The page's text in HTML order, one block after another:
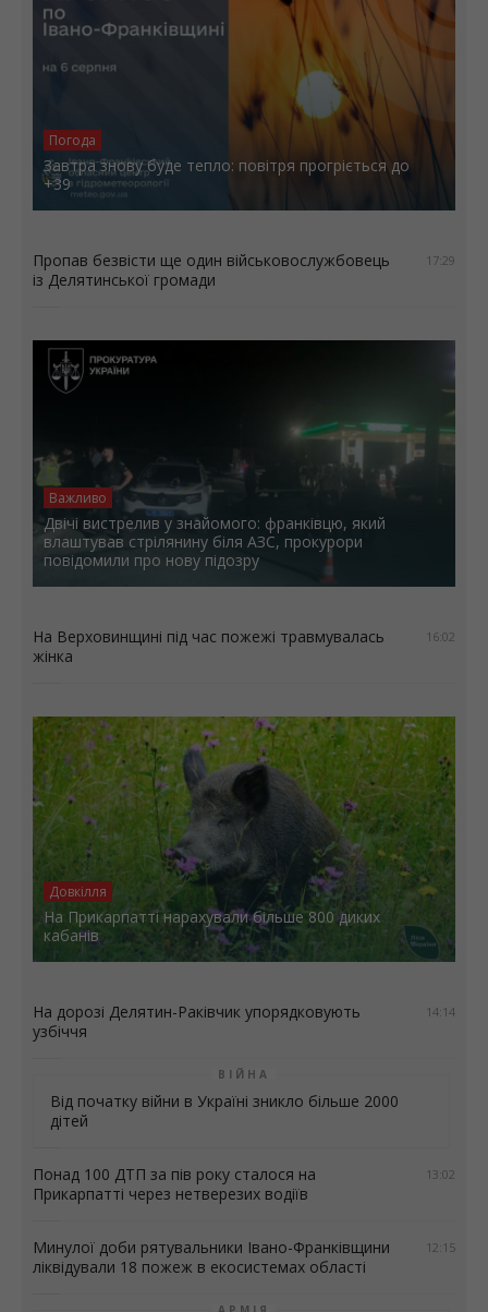
Погода
Завтра знову буде тепло: повітря прогріється до
+39
17:29
Пропав безвісти ще один військовослужбовець
із Делятинської громади
Важливо
Двічі вистрелив у знайомого: франківцю, який
влаштував стрілянину біля АЗС, прокурори
повідомили про нову підозру
16:02
На Верховинщині під час пожежі травмувалась
жінка
Довкілля
На Прикарпатті нарахували більше 800 диких
кабанів
14:14
На дорозі Делятин-Раківчик упорядковують
узбіччя
ВІЙНА
Від початку війни в Україні зникло більше 2000
дітей
13:02
Понад 100 ДТП за пів року сталося на
Прикарпатті через нетверезих водіїв
12:15
Минулої доби рятувальники Івано-Франківщини
ліквідували 18 пожеж в екосистемах області